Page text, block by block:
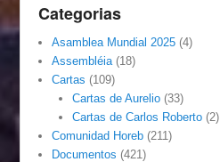
Categorias
Asamblea Mundial 2025 (4)
Assembléia (18)
Cartas (109)
Cartas de Aurelio(33)
Cartas de Carlos Roberto(2)
Comunidad Horeb (211)
Documentos (421)